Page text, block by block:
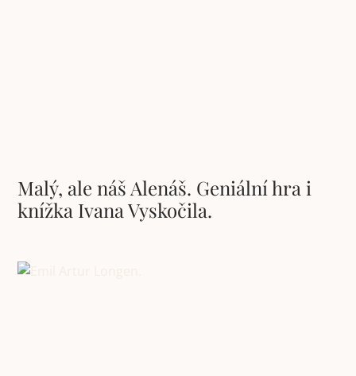
Malý, ale náš Alenáš. Geniální hra i
knížka Ivana Vyskočila.